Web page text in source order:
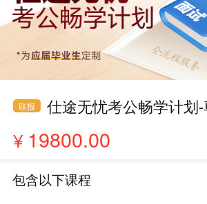
联报 仕途无忧考公畅学计划
¥ 19800.00
包含以下课程